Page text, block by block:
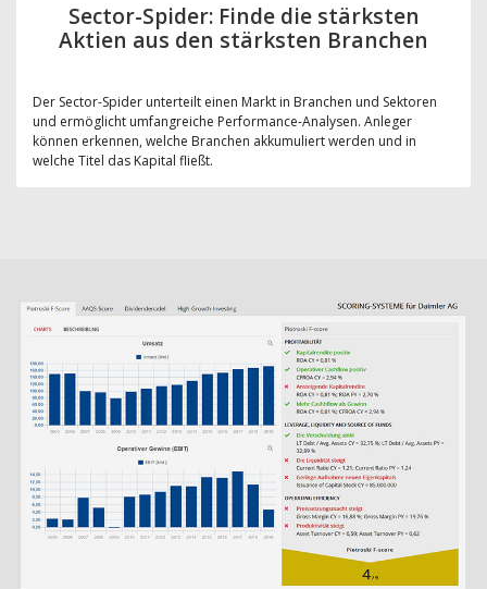
Sector-Spider: Finde die stärksten
Aktien aus den stärksten Branchen
Der Sector-Spider unterteilt einen Markt in Branchen und Sektoren
und ermöglicht umfangreiche Performance-Analysen. Anleger
können erkennen, welche Branchen akkumuliert werden und in
welche Titel das Kapital fließt.